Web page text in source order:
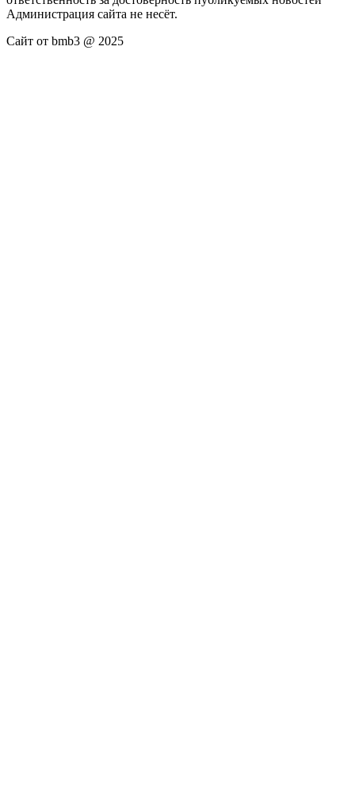
Администрация сайта не несёт.
Сайт от bmb3 @ 2025